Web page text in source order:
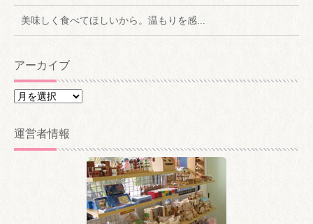
美味しく食べてほしいから。温もりを感...
アーカイブ
ア
カ
イ
運営者情報